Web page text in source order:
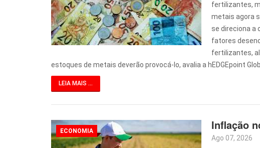
fertilizantes,
metais agora
se direciona a
fatores
fertilizantes,
estoques de metais deverão provocá-lo, avalia a hEDGEpoint
LEIA MAIS ...
ECONOMIA Inflação
Ago 07, 2026